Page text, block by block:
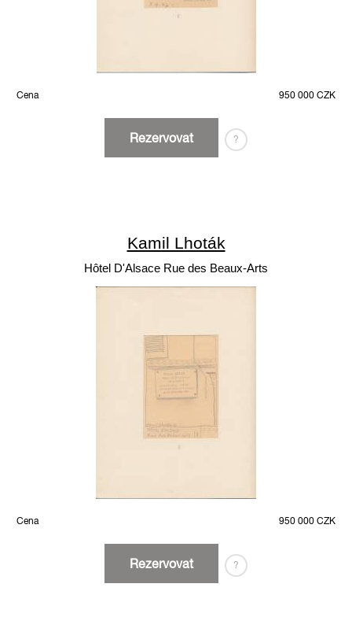
Cena 950 000 CZK
Rezervovat ?
Kamil Lhoták
Hôtel D'Alsace Rue des Beaux-Arts
Cena 950 000 CZK
Rezervovat ?